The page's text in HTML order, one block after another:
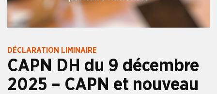
DÉCLARATION LIMINAIRE
CAPN DH du 9 décembre
2025 – CAPN et nouveau